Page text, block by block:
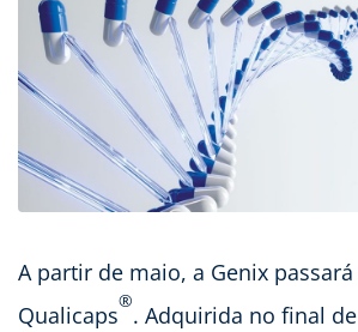
A partir de maio, a Genix
Qualicaps®. Adquirida no final